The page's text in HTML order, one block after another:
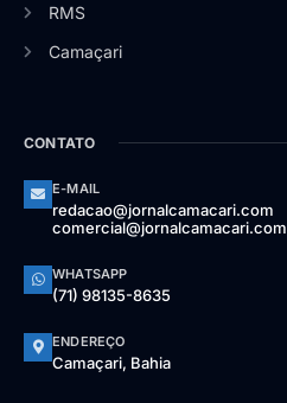
RMS
Camaçari
CONTATO
E-MAIL
redacao@jornalcamacari.com
comercial@jornalcamacari.com
WHATSAPP
(71) 98135-8635
ENDEREÇO
Camaçari, Bahia